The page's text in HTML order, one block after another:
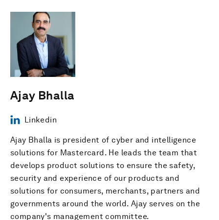
Ajay Bhalla
Linkedin
Ajay Bhalla is president of cyber and intelligence
solutions for Mastercard. He leads the team that
develops product solutions to ensure the safety,
security and experience of our products and
solutions for consumers, merchants, partners and
governments around the world. Ajay serves on the
company's management committee.